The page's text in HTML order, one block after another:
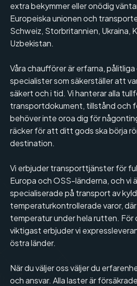
extra bekymmer eller onödig
Europeiska unionen och
Schweiz, Storbritannien, Ukraina,
Uzbekistan.
Våra chaufförer är erfarna,
specialister som säkerställer att
säkert och i tid. Vi hanterar alla
transportdokument, tillstånd och
behöver inte oroa dig för
räcker för att ditt gods ska börja
destination.
Vi erbjuder transporttjänster för
Europa och OSS-länderna, och vi
specialiserade på transport av
temperaturkontrollerade varor,
temperatur under hela rutten. För
viktigast erbjuder vi
östra länder.
När du väljer oss väljer du
och ansvar. Alla laster är